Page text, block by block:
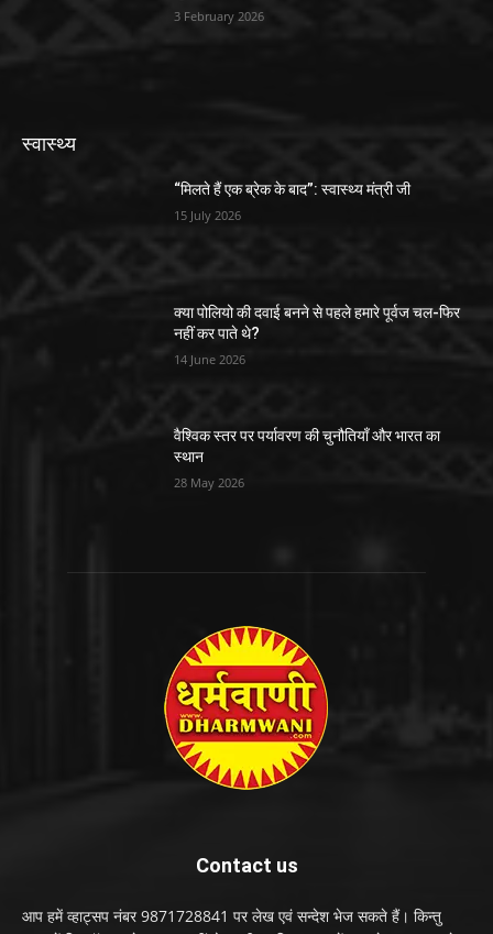
3 February 2026
स्वास्थ्य
“मिलते हैं एक ब्रेक के बाद”: स्वास्थ्य मंत्री जी
15 July 2026
क्या पोलियो की दवाई बनने से पहले हमारे पूर्वज चल-फिर
नहीं कर पाते थे?
14 June 2026
वैश्विक स्तर पर पर्यावरण की चुनौतियाँ और भारत का
स्थान
28 May 2026
Contact us
आप हमें व्हाट्सप नंबर 9871728841 पर लेख एवं सन्देश भेज सकते हैं। किन्तु